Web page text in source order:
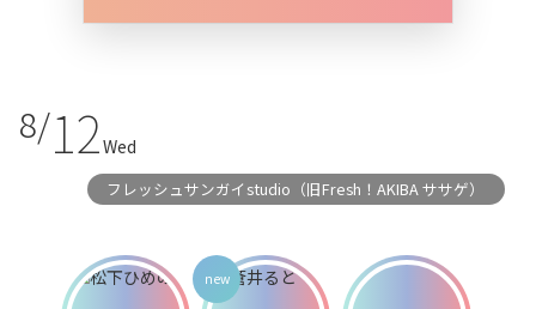
8/12Wed
フレッシュサンガイstudio（旧Fresh！AKIBA ササゲ）